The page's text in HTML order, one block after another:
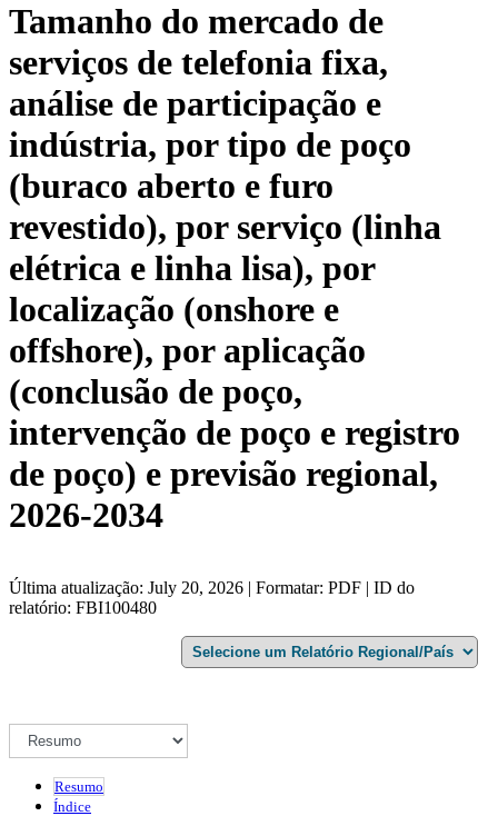
Tamanho do mercado de
serviços de telefonia fixa,
análise de participação e
indústria, por tipo de poço
(buraco aberto e furo
revestido), por serviço (linha
elétrica e linha lisa), por
localização (onshore e
offshore), por aplicação
(conclusão de poço,
intervenção de poço e registro
de poço) e previsão regional,
2026-2034
Última atualização: July 20, 2026 | Formatar: PDF | ID do
relatório: FBI100480
Resumo
Índice